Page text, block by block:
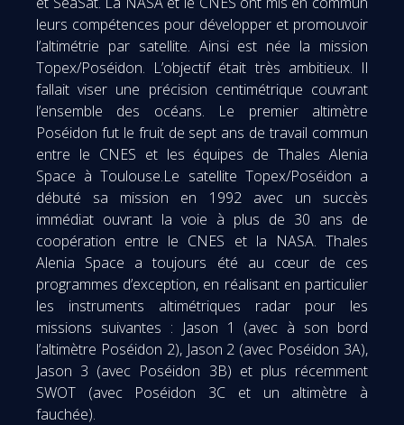
leurs compétences pour développer et promouvoir
l’altimétrie par satellite. Ainsi est née la mission
Topex/Poséidon. L’objectif était très ambitieux. Il
fallait viser une précision centimétrique couvrant
l’ensemble des océans. Le premier altimètre
Poséidon fut le fruit de sept ans de travail commun
entre le CNES et les équipes de Thales Alenia
Space à Toulouse.Le satellite Topex/Poséidon a
débuté sa mission en 1992 avec un succès
immédiat ouvrant la voie à plus de 30 ans de
coopération entre le CNES et la NASA. Thales
Alenia Space a toujours été au cœur de ces
programmes d’exception, en réalisant en particulier
les instruments altimétriques radar pour les
missions suivantes : Jason 1 (avec à son bord
l’altimètre Poséidon 2), Jason 2 (avec Poséidon 3A),
Jason 3 (avec Poséidon 3B) et plus récemment
SWOT (avec Poséidon 3C et un altimètre à
fauchée).